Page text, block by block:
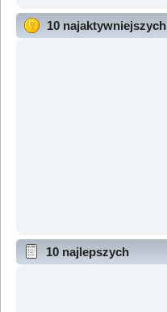
10 najaktywniejszych
10 najlepszych